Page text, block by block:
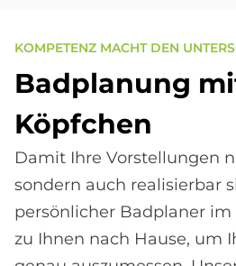
KOMPETENZ MACHT DEN
Bad­pla­nung
Köpf­chen
Damit Ihre Vorstellungen
sondern auch realisierbar
persönlicher Badplaner
zu Ihnen nach Hause, um